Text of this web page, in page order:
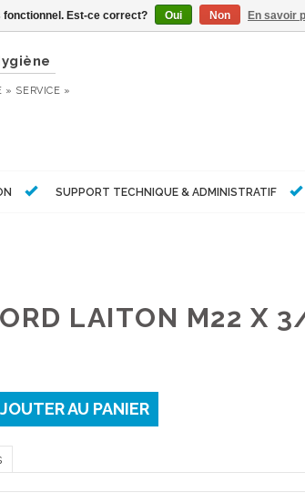
» SERVICE »
SUPPORT TECHNIQUE & ADMINISTRATIF
LAITON M22 X
AU PANIER
fonctionnel. Est-ce correct? Oui Non En savoir